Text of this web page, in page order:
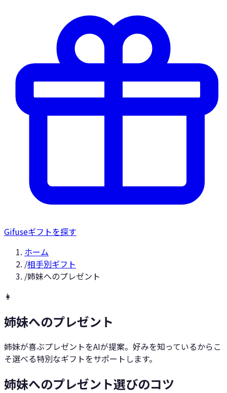
Gifuseギフトを探す
ホーム
/相手別ギフト
/姉妹へのプレゼント
👩
姉妹へのプレゼント
姉妹が喜ぶプレゼントをAIが提案。好みを知っているからこ
そ選べる特別なギフトをサポートします。
姉妹へのプレゼント選びのコツ